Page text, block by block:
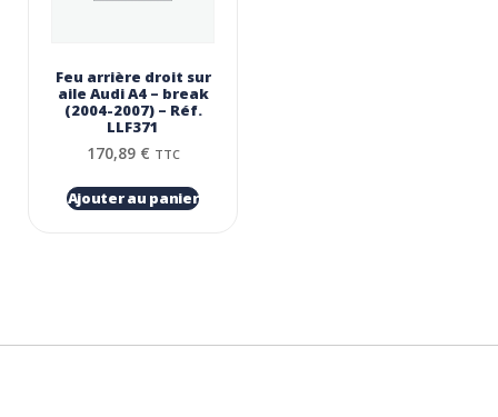
Feu arrière droit sur
aile Audi A4 – break
(2004-2007) – Réf.
LLF371
170,89 € TTC
Ajouter au panier